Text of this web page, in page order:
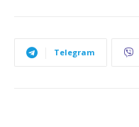
Telegram